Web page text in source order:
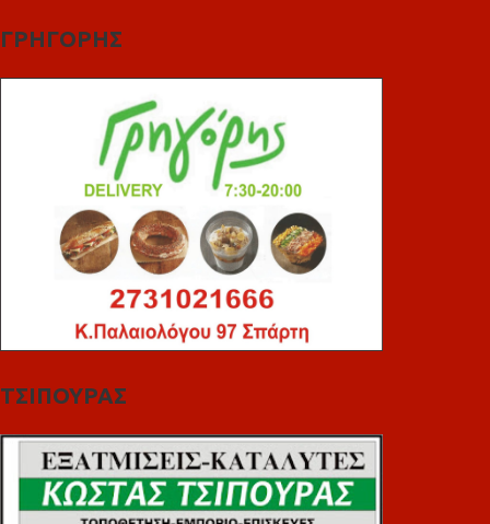
ΓΡΗΓΟΡΗΣ
ΤΣΙΠΟΥΡΑΣ